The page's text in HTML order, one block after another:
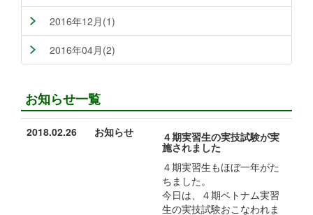
2016年12月(1)
2016年04月(2)
お知らせ一覧
2018.02.26 お知らせ ４期実習生の実技試験が実
施されました
４期実習生もほぼ一年がた
ちました。
今日は、４期ベトナム実習
生の実技試験おこなわれま